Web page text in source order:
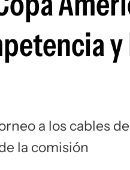
a los cables
la comisión